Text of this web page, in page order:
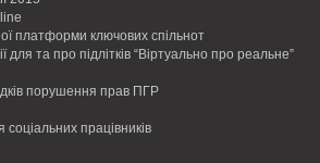
платформи ключових спільнот
та про підлітків “Віртуально про реальне”
порушення прав ПГР
працівників